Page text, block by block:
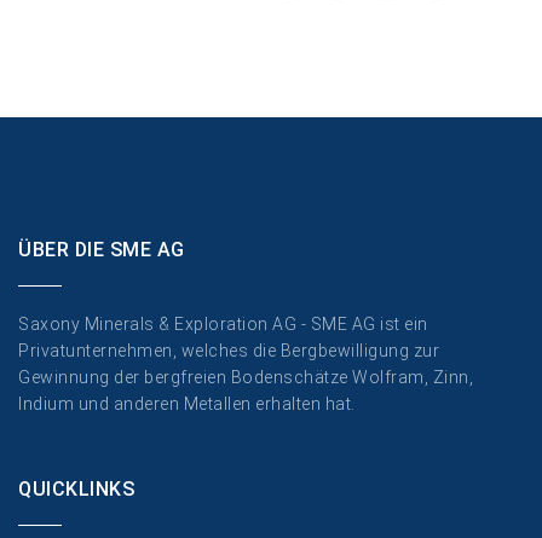
ÜBER DIE SME AG
Saxony Minerals & Exploration AG - SME AG ist ein
Privatunternehmen, welches die Bergbewilligung zur
Gewinnung der bergfreien Bodenschätze Wolfram, Zinn,
Indium und anderen Metallen erhalten hat.
QUICKLINKS